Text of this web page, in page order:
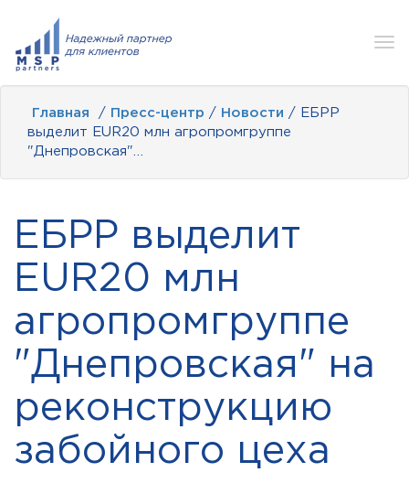
Главная / Пресс-центр / Новости / ЕБРР
выделит EUR20 млн агропромгруппе
"Днепровская"…
ЕБРР выделит
EUR20 млн
агропромгруппе
"Днепровская" на
реконструкцию
забойного цеха